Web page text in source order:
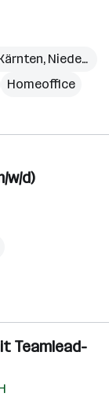
, Niederösterreich
Homeoffice
w/d)
Teamlead-